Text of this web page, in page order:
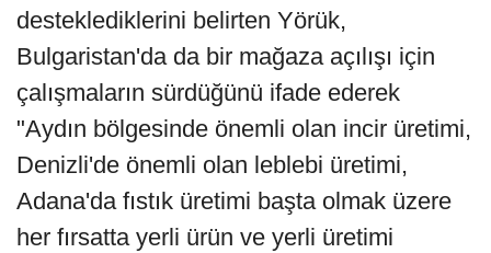
desteklediklerini belirten Yörük,
Bulgaristan'da da bir mağaza açılışı için
çalışmaların sürdüğünü ifade ederek
"Aydın bölgesinde önemli olan incir üretimi,
Denizli'de önemli olan leblebi üretimi,
Adana'da fıstık üretimi başta olmak üzere
her fırsatta yerli ürün ve yerli üretimi